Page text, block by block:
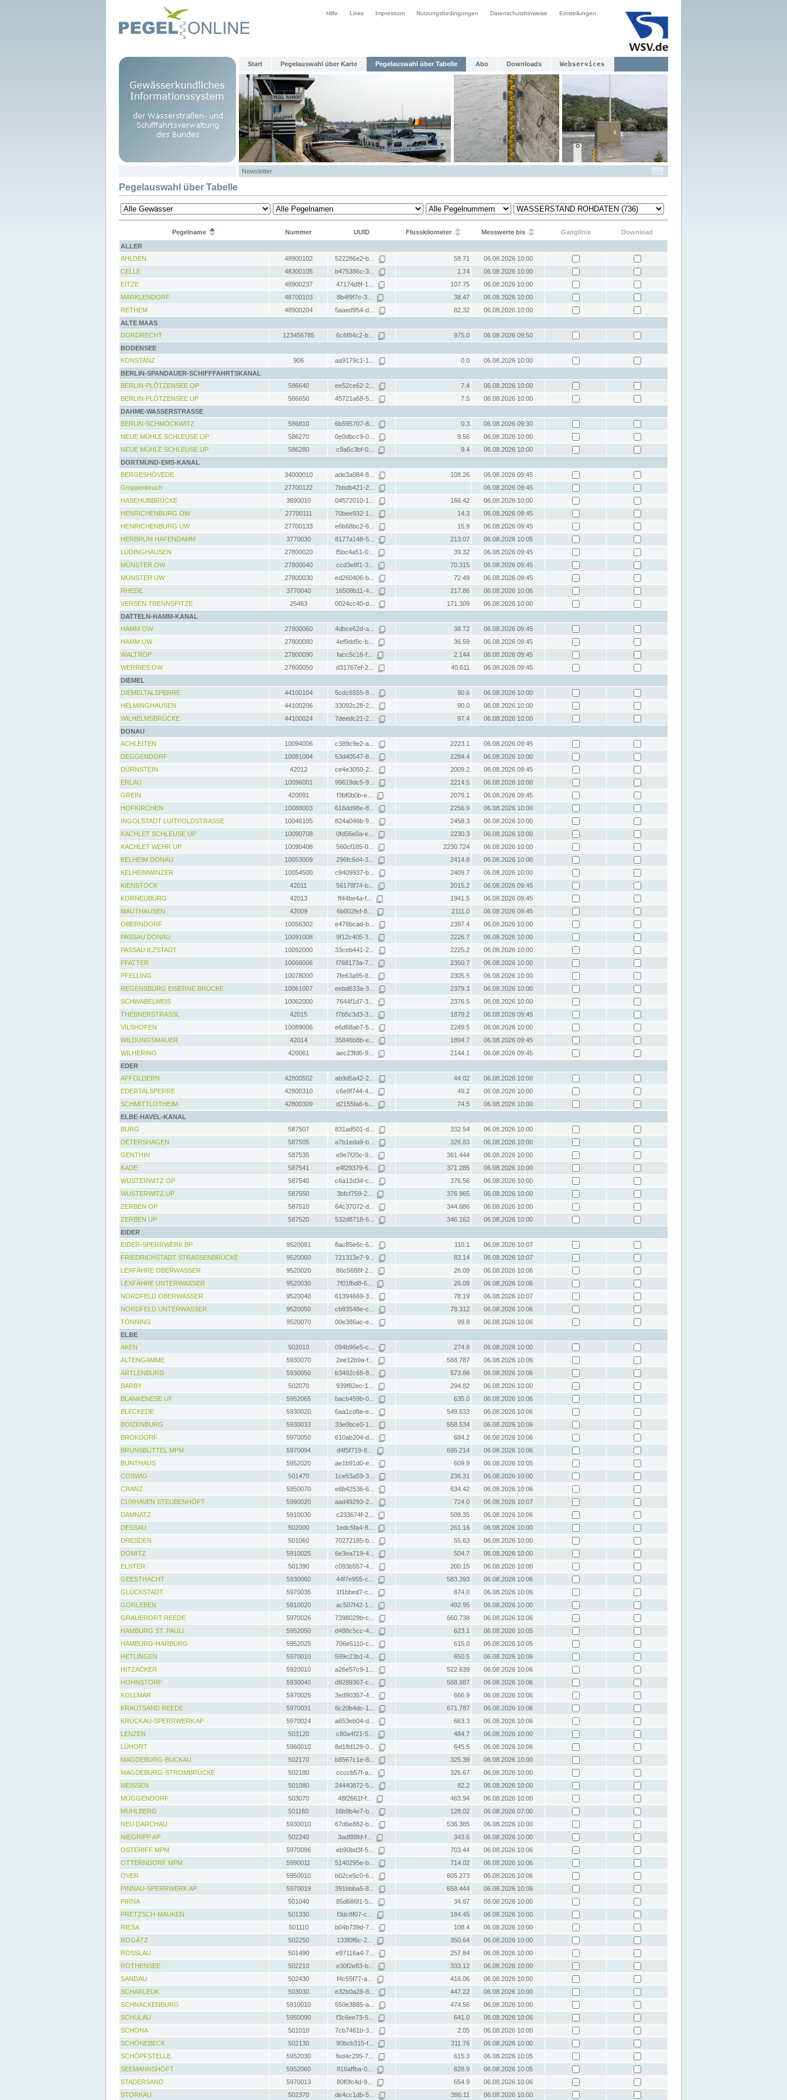
Hilfe Links Impressum Nutzungsbedingungen Datenschutzhinweise Einstellungen
Start Pegelauswahl über Karte Pegelauswahl über Tabelle Abo Downloads Webservices
Newsletter
Pegelauswahl über Tabelle
Pegelname Nummer UUID Flusskilometer Messwerte bis Ganglinie
Download
ALLER
AHLDEN
48900102 522286e2-b... 58.71
06.08.2026 10:00
CELLE
48300105 b475386c-3... 1.74
06.08.2026 10:00
EITZE
48900237 47174d8f-1... 107.75
06.08.2026 10:00
MARKLENDORF
48700103 8b4f9f7c-3... 38.47
06.08.2026 10:00
RETHEM
48900204 5aaed954-d... 82.32
06.08.2026 10:00
ALTE MAAS
DORDRECHT
123456785 6c6f84c2-b... 975.0
06.08.2026 09:50
BODENSEE
KONSTANZ
906 aa9179c1-1... 0.0
06.08.2026 10:00
BERLIN-SPANDAUER-SCHIFFFAHRTSKANAL
BERLIN-PLÖTZENSEE OP
586640 ee52ce62-2... 7.4
06.08.2026 10:00
BERLIN-PLÖTZENSEE UP
586650 45721a68-5... 7.5
06.08.2026 10:00
DAHME-WASSERSTRASSE
BERLIN-SCHMÖCKWITZ
586810 6b595707-8... 0.3
06.08.2026 09:30
NEUE MÜHLE SCHLEUSE OP
586270 0e0dbcc9-0... 9.56
06.08.2026 10:00
NEUE MÜHLE SCHLEUSE UP
586280 c9a6c3bf-0... 9.4
06.08.2026 10:00
DORTMUND-EMS-KANAL
BERGESHÖVEDE
34000010 ade3a084-8... 108.26
06.08.2026 09:45
Groppenbruch
27700122 7bbdb421-2...
06.08.2026 09:45
HASEHUBBRÜCKE
3690010 04572010-1... 166.42
06.08.2026 10:00
HENRICHENBURG OW
27700111 70bee932-1... 14.3
06.08.2026 09:45
HENRICHENBURG UW
27700133 e6b68bc2-6... 15.9
06.08.2026 09:45
HERBRUM HAFENDAMM
3770030 8177a148-5... 213.07
06.08.2026 10:05
LÜDINGHAUSEN
27800020 f5bc4a51-0... 39.32
06.08.2026 09:45
MÜNSTER OW
27800040 ccd3e8f1-3... 70.315
06.08.2026 09:45
MÜNSTER UW
27800030 ed260406-b... 72.49
06.08.2026 09:45
RHEDE
3770040 16508b11-4... 217.86
06.08.2026 10:06
VERSEN TRENNSPITZE
25463 0024cc40-d... 171.309
06.08.2026 10:00
DATTELN-HAMM-KANAL
HAMM OW
27800060 4dbce62d-a... 38.72
06.08.2026 09:45
HAMM UW
27800080 4ef9dd9c-b... 36.59
06.08.2026 09:45
WALTROP
27800090 facc5c16-f... 2.144
06.08.2026 09:45
WERRIES OW
27800050 d31767ef-2... 40.611
06.08.2026 09:45
DIEMEL
DIEMELTALSPERRE
44100104 5cdc6555-8... 90.6
06.08.2026 10:00
HELMINGHAUSEN
44100206 33092c28-2... 90.0
06.08.2026 10:00
WILHELMSBRÜCKE
44100024 7deedc21-2... 97.4
06.08.2026 10:00
DONAU
ACHLEITEN
10094006 c389c9e2-a... 2223.1
06.08.2026 09:45
DEGGENDORF
10081004 53d40547-8... 2284.4
06.08.2026 10:00
DÜRNSTEIN
42012 ce4e3050-2... 2009.2
06.08.2026 09:45
ERLAU
10096001 99619dc5-9... 2214.5
06.08.2026 10:00
GREIN
420091 f3bf0b0b-e... 2079.1
06.08.2026 09:45
HOFKIRCHEN
10088003 616dd98e-8... 2256.9
06.08.2026 10:00
INGOLSTADT LUITPOLDSTRASSE
10046105 824a046b-9... 2458.3
06.08.2026 10:00
KACHLET SCHLEUSE UP
10090708 0fd56e0a-e... 2230.3
06.08.2026 10:00
KACHLET WEHR UP
10090408 560cf185-0... 2230.724
06.08.2026 10:00
KELHEIM DONAU
10053009 296fc6d4-3... 2414.8
06.08.2026 10:00
KELHEIMWINZER
10054500 c9409937-b... 2409.7
06.08.2026 10:00
KIENSTOCK
42011 56178f74-b... 2015.2
06.08.2026 09:45
KORNEUBURG
42013 ff44be4a-f... 1941.5
06.08.2026 09:45
MAUTHAUSEN
42009 6b002fef-8... 2111.0
06.08.2026 09:45
OBERNDORF
10056302 e476bcad-b... 2397.4
06.08.2026 10:00
PASSAU DONAU
10091008 9f12c405-3... 2226.7
06.08.2026 10:00
PASSAU ILZSTADT
10092000 33ceb441-2... 2225.2
06.08.2026 10:00
PFATTER
10068006 f768173a-7... 2350.7
06.08.2026 10:00
PFELLING
10078000 7fe63a95-8... 2305.5
06.08.2026 10:00
REGENSBURG EISERNE BRÜCKE
10061007 eebd633a-3... 2379.3
06.08.2026 10:00
SCHWABELWEIS
10062000 7644f1d7-3... 2376.5
06.08.2026 10:00
THEBNERSTRASSL
42015 f7b5c3d3-3... 1879.2
06.08.2026 09:45
VILSHOFEN
10089006 e6d68ab7-5... 2249.5
06.08.2026 10:00
WILDUNGSMAUER
42014 35846b8b-e... 1894.7
06.08.2026 09:45
WILHERING
420061 aec23fd6-9... 2144.1
06.08.2026 09:45
EDER
AFFOLDERN
42800502 ab9d5a42-2... 44.02
06.08.2026 10:00
EDERTALSPERRE
42800310 c6e9f744-4... 49.2
06.08.2026 10:00
SCHMITTLOTHEIM
42800309 d2155fa6-b... 74.5
06.08.2026 10:00
ELBE-HAVEL-KANAL
BURG
587507 831ad501-d... 332.54
06.08.2026 10:00
DETERSHAGEN
587505 a7b1eda9-b... 326.83
06.08.2026 10:00
GENTHIN
587535 e9e7f20c-9... 361.444
06.08.2026 10:00
KADE
587541 e4f29379-6... 371.285
06.08.2026 10:00
WUSTERWITZ OP
587540 c6a12d34-c... 376.56
06.08.2026 10:00
WUSTERWITZ UP
587550 3bfcf759-2... 376.965
06.08.2026 10:00
ZERBEN OP
587510 64c37072-d... 344.686
06.08.2026 10:00
ZERBEN UP
587520 532d8718-6... 346.162
06.08.2026 10:00
EIDER
EIDER-SPERRWERK BP
9520081 8ac85e6c-6... 110.1
06.08.2026 10:07
FRIEDRICHSTADT STRASSENBRÜCKE
9520060 721313e7-9... 83.14
06.08.2026 10:07
LEXFÄHRE OBERWASSER
9520020 86c5688f-2... 26.09
06.08.2026 10:06
LEXFÄHRE UNTERWASSER
9520030 7f01fbd8-6... 26.09
06.08.2026 10:06
NORDFELD OBERWASSER
9520040 61394669-3... 78.19
06.08.2026 10:07
NORDFELD UNTERWASSER
9520050 cb93548e-c... 78.312
06.08.2026 10:06
TÖNNING
9520070 00e386ac-e... 99.8
06.08.2026 10:06
ELBE
AKEN
502010 094b96e5-c... 274.8
06.08.2026 10:00
ALTENGAMME
5930070 2ee12b9a-f... 588.787
06.08.2026 10:06
ARTLENBURG
5930050 b3492c68-8... 573.86
06.08.2026 10:06
BARBY
502070 939f82ec-1... 294.82
06.08.2026 10:00
BLANKENESE UF
5952065 bacb459b-0... 635.0
06.08.2026 10:06
BLECKEDE
5930020 6aa1cd8e-e... 549.633
06.08.2026 10:06
BOIZENBURG
5930033 33e0bce0-1... 558.534
06.08.2026 10:06
BROKDORF
5970050 610ab204-d... 684.2
06.08.2026 10:06
BRUNSBÜTTEL MPM
5970094 d4f5f719-8... 695.214
06.08.2026 10:06
BUNTHAUS
5952020 ae1b91d0-e... 609.9
06.08.2026 10:05
COSWIG
501470 1ce53a59-3... 236.31
06.08.2026 10:00
CRANZ
5950070 e6b42536-6... 634.42
06.08.2026 10:06
CUXHAVEN STEUBENHÖFT
5990020 aad49293-2... 724.0
06.08.2026 10:07
DAMNATZ
5910030 c233674f-2... 509.35
06.08.2026 10:06
DESSAU
502000 1edc5fa4-8... 261.16
06.08.2026 10:00
DRESDEN
501060 70272185-b... 55.63
06.08.2026 10:00
DÖMITZ
5910025 6e3ea719-4... 504.7
06.08.2026 10:00
ELSTER
501390 c093b557-4... 200.15
06.08.2026 10:00
GEESTHACHT
5930060 44f7e955-c... 583.393
06.08.2026 10:06
GLÜCKSTADT
5970035 1f1bbed7-c... 674.0
06.08.2026 10:06
GORLEBEN
5910020 ac507f42-1... 492.95
06.08.2026 10:00
GRAUERORT REEDE
5970026 7398029b-c... 660.738
06.08.2026 10:06
HAMBURG ST. PAULI
5952050 d488c5cc-4... 623.1
06.08.2026 10:05
HAMBURG-HARBURG
5952025 706e5110-c... 615.0
06.08.2026 10:05
HETLINGEN
5970010 599c23b1-4... 650.5
06.08.2026 10:06
HITZACKER
5920010 a26e57c9-1... 522.639
06.08.2026 10:06
HOHNSTORF
5930040 d9289367-c... 568.987
06.08.2026 10:06
KOLLMAR
5970025 3ed90357-4... 666.9
06.08.2026 10:06
KRAUTSAND REEDE
5970031 8c20b4dc-1... 671.787
06.08.2026 10:06
KRÜCKAU-SPERRWERK AP
5970024 a653eb04-d... 663.3
06.08.2026 10:06
LENZEN
503120 c80a4f21-5... 484.7
06.08.2026 10:00
LÜHORT
5960010 8d18d129-0... 645.5
06.08.2026 10:06
MAGDEBURG-BUCKAU
502170 b8567c1e-8... 325.39
06.08.2026 10:00
MAGDEBURG-STROMBRÜCKE
502180 ccccb57f-a... 326.67
06.08.2026 10:00
MEISSEN
501080 24440872-5... 82.2
06.08.2026 10:00
MÜGGENDORF
503070 48f2661f-f... 463.94
06.08.2026 10:00
MÜHLBERG
501160 16b9b4e7-b... 128.02
06.08.2026 07:00
NEU DARCHAU
5930010 67d6e882-b... 536.385
06.08.2026 10:00
NIEGRIPP AP
502240 3adf88fd-f... 343.6
06.08.2026 10:00
OSTERIFF MPM
5970096 eb90bd3f-5... 703.44
06.08.2026 10:06
OTTERNDORF MPM
5990011 5140295e-b... 714.02
06.08.2026 10:06
OVER
5950010 b02ce5c0-6... 605.273
06.08.2026 10:06
PINNAU-SPERRWERK AP
5970019 391bbba5-8... 658.444
06.08.2026 10:06
PIRNA
501040 85d686f1-5... 34.67
06.08.2026 10:00
PRETZSCH-MAUKEN
501330 f3dc8f07-c... 184.45
06.08.2026 10:00
RIESA
501110 b04b739d-7... 108.4
06.08.2026 10:00
ROGÄTZ
502250 133f0f6c-2... 350.64
06.08.2026 10:00
ROSSLAU
501490 e97116a4-7... 257.84
06.08.2026 10:00
ROTHENSEE
502210 e30f2e83-b... 333.12
06.08.2026 10:00
SANDAU
502430 f4c55f77-a... 416.06
06.08.2026 10:00
SCHARLEUK
503030 e32b0a28-8... 447.22
06.08.2026 10:00
SCHNACKENBURG
5910010 550e3885-a... 474.56
06.08.2026 10:00
SCHULAU
5950090 f3c6ee73-5... 641.0
06.08.2026 10:06
SCHÖNA
501010 7cb7461b-3... 2.05
06.08.2026 10:00
SCHÖNEBECK
502130 90bcb315-f... 311.76
06.08.2026 10:00
SCHÖPFSTELLE
5952030 fed4c295-7... 615.3
06.08.2026 10:05
SEEMANNSHÖFT
5952060 816affba-0... 628.9
06.08.2026 10:05
STADERSAND
5970013 80f0fc4d-9... 654.9
06.08.2026 10:06
STORKAU
502370 de4cc1db-5... 396.11 06.08.2026 10:00